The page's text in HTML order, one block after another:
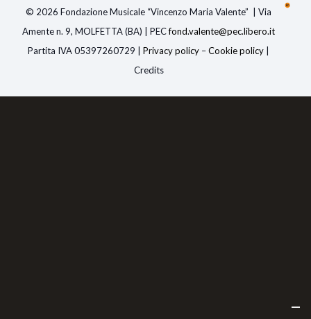
© 2026 Fondazione Musicale “Vincenzo Maria Valente” | Via
Amente n. 9, MOLFETTA (BA) | PECfond.valente@pec.libero.it
Partita IVA 05397260729 |Privacy policy –Cookie policy
Credits